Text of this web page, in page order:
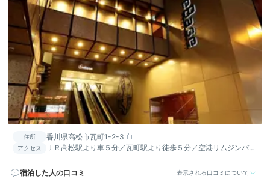
住所 香川県高松市瓦町1-2-3
アクセス
ＪＲ高松駅より車５分／瓦町駅より徒歩５分／空港リムジンバス
宿泊した人の口コミ
表示される口コミについて